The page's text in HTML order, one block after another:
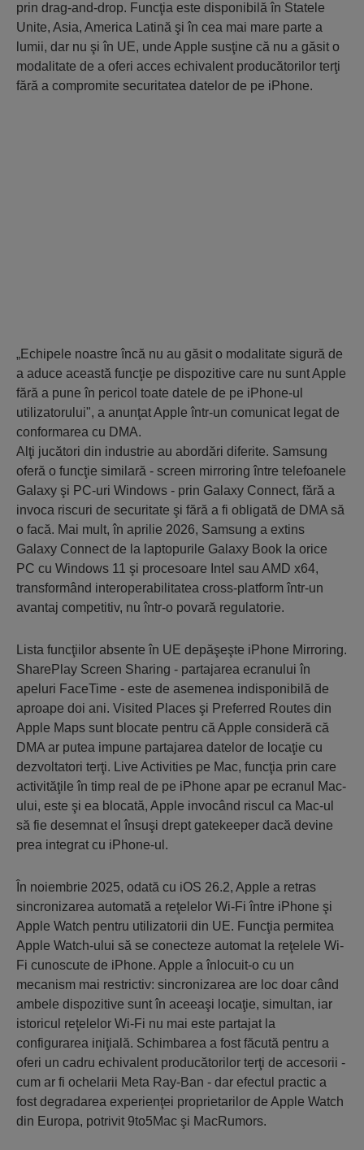
prin drag-and-drop. Funcţia este disponibilă în Statele
Unite, Asia, America Latină şi în cea mai mare parte a
lumii, dar nu şi în UE, unde Apple susţine că nu a găsit o
modalitate de a oferi acces echivalent producătorilor terţi
fără a compromite securitatea datelor de pe iPhone.
„Echipele noastre încă nu au găsit o modalitate sigură de
a aduce această funcţie pe dispozitive care nu sunt Apple
fără a pune în pericol toate datele de pe iPhone-ul
utilizatorului", a anunţat Apple într-un comunicat legat de
conformarea cu DMA.
Alţi jucători din industrie au abordări diferite. Samsung
oferă o funcţie similară - screen mirroring între telefoanele
Galaxy şi PC-uri Windows - prin Galaxy Connect, fără a
invoca riscuri de securitate şi fără a fi obligată de DMA să
o facă. Mai mult, în aprilie 2026, Samsung a extins
Galaxy Connect de la laptopurile Galaxy Book la orice
PC cu Windows 11 şi procesoare Intel sau AMD x64,
transformând interoperabilitatea cross-platform într-un
avantaj competitiv, nu într-o povară regulatorie.
Lista funcţiilor absente în UE depăşeşte iPhone Mirroring.
SharePlay Screen Sharing - partajarea ecranului în
apeluri FaceTime - este de asemenea indisponibilă de
aproape doi ani. Visited Places şi Preferred Routes din
Apple Maps sunt blocate pentru că Apple consideră că
DMA ar putea impune partajarea datelor de locaţie cu
dezvoltatori terţi. Live Activities pe Mac, funcţia prin care
activităţile în timp real de pe iPhone apar pe ecranul Mac-
ului, este şi ea blocată, Apple invocând riscul ca Mac-ul
să fie desemnat el însuşi drept gatekeeper dacă devine
prea integrat cu iPhone-ul.
În noiembrie 2025, odată cu iOS 26.2, Apple a retras
sincronizarea automată a reţelelor Wi-Fi între iPhone şi
Apple Watch pentru utilizatorii din UE. Funcţia permitea
Apple Watch-ului să se conecteze automat la reţelele Wi-
Fi cunoscute de iPhone. Apple a înlocuit-o cu un
mecanism mai restrictiv: sincronizarea are loc doar când
ambele dispozitive sunt în aceeaşi locaţie, simultan, iar
istoricul reţelelor Wi-Fi nu mai este partajat la
configurarea iniţială. Schimbarea a fost făcută pentru a
oferi un cadru echivalent producătorilor terţi de accesorii -
cum ar fi ochelarii Meta Ray-Ban - dar efectul practic a
fost degradarea experienţei proprietarilor de Apple Watch
din Europa, potrivit 9to5Mac şi MacRumors.